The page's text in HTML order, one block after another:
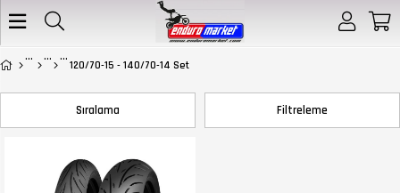
120/70-15 - 140/70-14 Set
Filtreleme
Sıralama